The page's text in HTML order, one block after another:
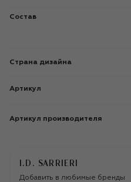
Состав
Страна дизайна
Артикул
Артикул производителя
I.D. SARRIERI
Добавить в любимые бренды